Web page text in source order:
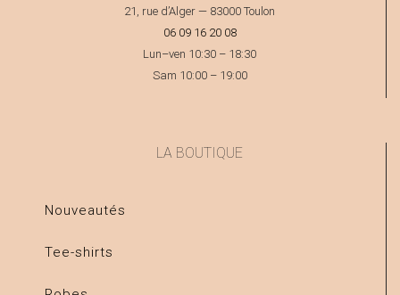
21, rue d’Alger — 83000 Toulon
06 09 16 20 08
Lun–ven 10:30 – 18:30
Sam 10:00 – 19:00
LA BOUTIQUE
Nouveautés
Tee-shirts